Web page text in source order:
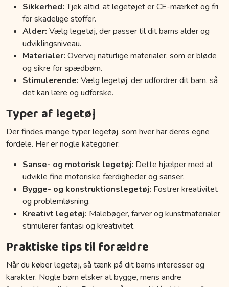
Sikkerhed:Tjek altid, at legetøjet er CE-mærket og fri
for skadelige stoffer.
Alder: Vælg legetøj, der passer til dit barns alder og
udviklingsniveau.
Materialer: Overvej naturlige materialer, som er bløde
og sikre for spædbørn.
Stimulerende: Vælg legetøj, der udfordrer dit barn, så
det kan lære og udforske.
Typer af legetøj
Der findes mange typer legetøj, som hver har deres egne
fordele. Her er nogle kategorier:
Sanse- og motorisk legetøj: Dette hjælper med at
udvikle fine motoriske færdigheder og sanser.
Bygge- og konstruktionslegetøj: Fostrer kreativitet
og problemløsning.
Kreativt legetøj: Malebøger, farver og kunstmaterialer
stimulerer fantasi og kreativitet.
Praktiske tips til forældre
Når du køber legetøj, så tænk på dit barns interesser og
karakter. Nogle børn elsker at bygge, mens andre